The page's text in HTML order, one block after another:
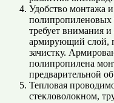
Удобство монтажа
полипропиленовых
требует внимания
армирующий слой,
зачистку.
полипропилена
предварительной
Тепловая
стекловолокном,